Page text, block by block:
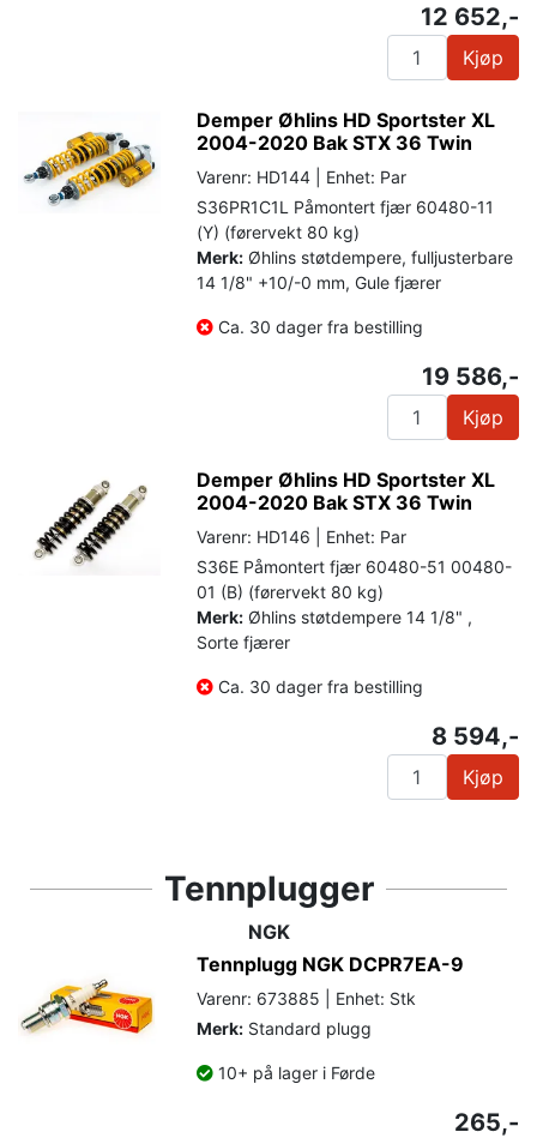
12 652,-
Kjøp
Demper Øhlins HD Sportster XL
2004-2020 Bak STX 36 Twin
Varenr: HD144 | Enhet: Par
S36PR1C1L Påmontert fjær 60480-11
(Y) (førervekt 80 kg)
Merk: Øhlins støtdempere, fulljusterbare
14 1/8" +10/-0 mm, Gule fjærer
Ca. 30 dager fra bestilling
19 586,-
Kjøp
Demper Øhlins HD Sportster XL
2004-2020 Bak STX 36 Twin
Varenr: HD146 | Enhet: Par
S36E Påmontert fjær 60480-51 00480-
01 (B) (førervekt 80 kg)
Merk: Øhlins støtdempere 14 1/8" ,
Sorte fjærer
Ca. 30 dager fra bestilling
8 594,-
Kjøp
Tennplugger
NGK
Tennplugg NGK DCPR7EA-9
Varenr: 673885 | Enhet: Stk
Merk: Standard plugg
10+ på lager i Førde
265,-